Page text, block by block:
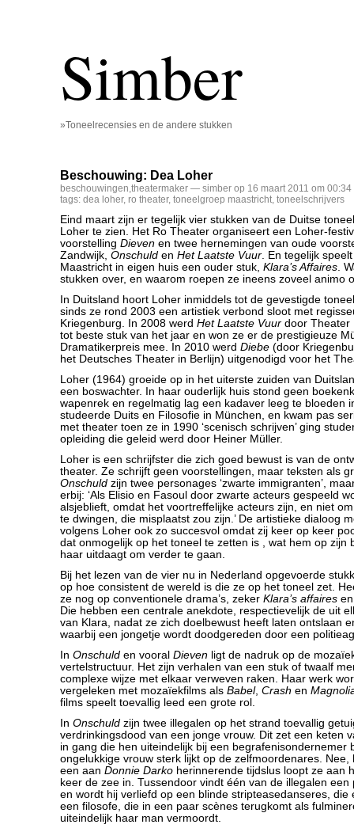
Simber
»Toneelrecensies en de andere stukken
Beschouwing: Dea Loher
beschouwingen,theatermaker — simber op 16 maart 2011 om 00:34
tags: dea loher, ro theater, toneelgroep maastricht, toneelschrijvers
Eind maart zijn er tegelijk vier stukken van de Duitse
Loher te zien. Het Ro Theater organiseert een Loher-
voorstelling Dieven en twee hernemingen van oude
Zandwijk, Onschuld en Het Laatste Vuur. En tegelijk
Maastricht in eigen huis een ouder stuk, Klara’s Affaires.
stukken over, en waarom roepen ze ineens zoveel animo
In Duitsland hoort Loher inmiddels tot de gevestigde
sinds ze rond 2003 een artistiek verbond sloot met
Kriegenburg. In 2008 werd Het Laatste Vuur door Theater
tot beste stuk van het jaar en won ze er de prestigieuze
Dramatikerpreis mee. In 2010 werd Diebe (door
het Deutsches Theater in Berlijn) uitgenodigd voor het
Loher (1964) groeide op in het uiterste zuiden van
een boswachter. In haar ouderlijk huis stond geen
wapenrek en regelmatig lag een kadaver leeg te bloeden
studeerde Duits en Filosofie in München, en kwam pas
met theater toen ze in 1990 ‘scenisch schrijven’ ging
opleiding die geleid werd door Heiner Müller.
Loher is een schrijfster die zich goed bewust is van de
theater. Ze schrijft geen voorstellingen, maar teksten als
Onschuld zijn twee personages ‘zwarte immigranten’,
erbij: ‘Als Elisio en Fasoul door zwarte acteurs gespeeld
alsjeblieft, omdat het voortreffelijke acteurs zijn, en niet
te dwingen, die misplaatst zou zijn.’ De artistieke dialoog
volgens Loher ook zo succesvol omdat zij keer op keer
dat onmogelijk op het toneel te zetten is , wat hem op zijn
haar uitdaagt om verder te gaan.
Bij het lezen van de vier nu in Nederland opgevoerde
op hoe consistent de wereld is die ze op het toneel zet.
ze nog op conventionele drama’s, zeker Klara’s affaires
Die hebben een centrale anekdote, respectievelijk de uit
van Klara, nadat ze zich doelbewust heeft laten ontslaan
waarbij een jongetje wordt doodgereden door een
In Onschuld en vooral Dieven ligt de nadruk op de
vertelstructuur. Het zijn verhalen van een stuk of twaalf
complexe wijze met elkaar verweven raken. Haar werk
vergeleken met mozaïekfilms als Babel, Crash en
films speelt toevallig leed een grote rol.
In Onschuld zijn twee illegalen op het strand toevallig
verdrinkingsdood van een jonge vrouw. Dit zet een keten
in gang die hen uiteindelijk bij een begrafenisondernemer
ongelukkige vrouw sterk lijkt op de zelfmoordenares. Nee,
een aan Donnie Darko herinnerende tijdslus loopt ze aan
keer de zee in. Tussendoor vindt één van de illegalen een
en wordt hij verliefd op een blinde stripteasedanseres, die
een filosofe, die in een paar scènes terugkomt als
uiteindelijk haar man vermoordt.